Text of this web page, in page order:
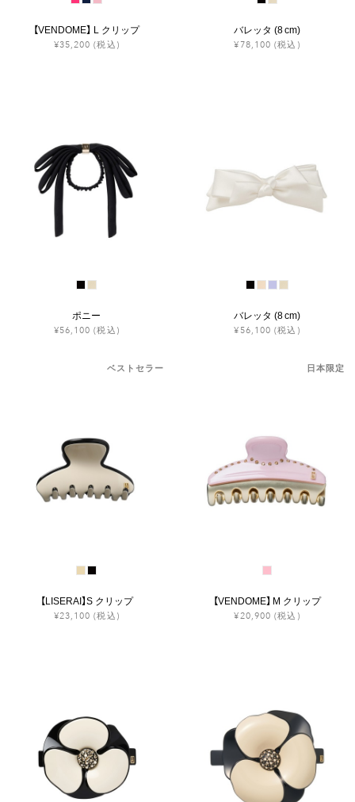
【VENDOME】 L クリップ
¥35,200 (税込)
バレッタ (8 cm)
¥78,100 (税込)
ポニー
¥56,100 (税込)
バレッタ (8 cm)
¥56,100 (税込)
ベストセラー
【LISERAI】S クリップ
¥23,100 (税込)
日本限定
【VENDOME】 M クリップ
¥20,900 (税込)